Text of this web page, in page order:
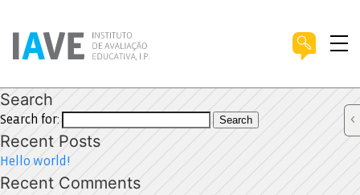
Search
Search for: Search
Recent Posts
Hello world!
Recent Comments